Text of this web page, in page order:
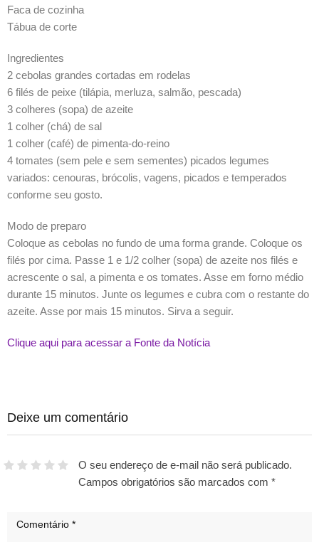
Faca de cozinha
Tábua de corte
Ingredientes
2 cebolas grandes cortadas em rodelas
6 filés de peixe (tilápia, merluza, salmão, pescada)
3 colheres (sopa) de azeite
1 colher (chá) de sal
1 colher (café) de pimenta-do-reino
4 tomates (sem pele e sem sementes) picados legumes
variados: cenouras, brócolis, vagens, picados e temperados
conforme seu gosto.
Modo de preparo
Coloque as cebolas no fundo de uma forma grande. Coloque os
filés por cima. Passe 1 e 1/2 colher (sopa) de azeite nos filés e
acrescente o sal, a pimenta e os tomates. Asse em forno médio
durante 15 minutos. Junte os legumes e cubra com o restante do
azeite. Asse por mais 15 minutos. Sirva a seguir.
Clique aqui para acessar a Fonte da Notícia
Deixe um comentário
O seu endereço de e-mail não será publicado.
Campos obrigatórios são marcados com *